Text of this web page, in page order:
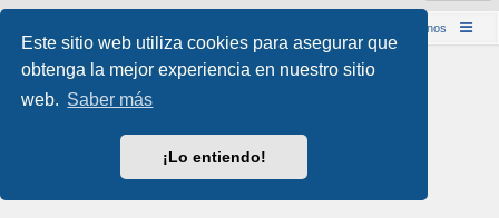
Este sitio web utiliza cookies para asegurar que
obtenga la mejor experiencia en nuestro sitio
web. Saber más
¡Lo entiendo!
Contáctenos
Desarrollado porphpBB® Forum Software © phpBB Limited
Traducción al español por